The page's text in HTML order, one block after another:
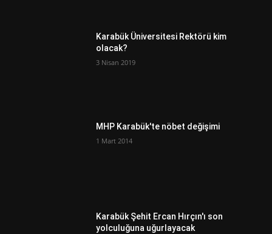
Karabük Üniversitesi Rektörü kim
olacak?
3 Nisan 2019
MHP Karabük'te nöbet değişimi
1 Mart 2014
Karabük Şehit Ercan Hırçın'ı son
yolculuğuna uğurlayacak